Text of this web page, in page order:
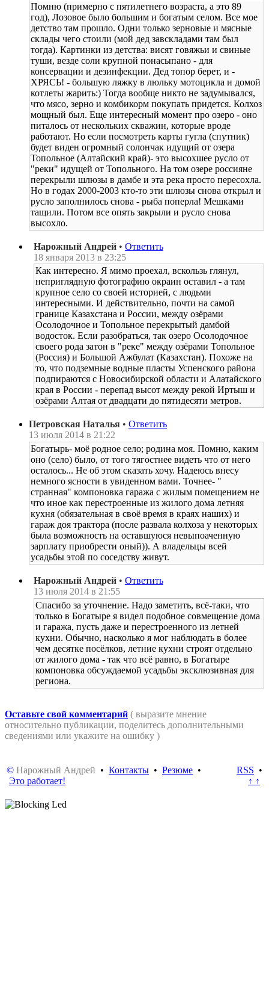
Помню (примерно с пятилетнего возраста, а это 89
год), Лозовое было большим и богатым селом. Все мое
детство там прошло. Одни только зерновые и мясные
склады чего стоили (мой дед завскладами там был
тогда). Картинки из детства: висят говяжьи и свиные
туши, везде соли крупной понасыпано - для
консервации и дезинфекции. Дед топор берет, и -
ХРЯСЬ! - большую ляжку в люльку мотоцикла и домой
котлеты жарить:) Тогда вообще никто не задумывался,
что мясо, зерно и комбикорм покупать придется. Колхоз
мощный был. Еще интересный момент про озеро - оно
питалось от нескольких скважин, которые вроде
работают. Но если посмотреть карты гугла (спутник)
будет виден огромный солончак идущий от озера
Топольное (Алтайский край)- это высохшее русло от
"реки" идущей от Топольного. На том озере россияне
перекрыли шлюзы в дамбе и эта река просто пересохла.
Но в годах 2000-2003 кто-то эти шлюзы снова открыл и
русло заполнилось снова - рыба поперла! Мешками
тащили. Потом все опять закрыли и русло снова
высохло.
Нарожный Андрей • Ответить
18 января 2013 в 23:25
Как интересно. Я мимо проехал, вскользь глянул,
неприглядную фотографию окраин оставил - а там
крупное село со своей историей, с людьми
интересными. И действительно, почти на самой
границе Казахстана и России, между озёрами
Осолодочное и Топольное перекрытый дамбой
водосток. Если разобраться, так озеро Осолодочное
своего рода затон в "реке" между озёрами Топольное
(Россия) и Большой Ажбулат (Казахстан). Похоже на
то, что подземные водные пласты Успенского района
подпираются с Новосибирской области и Алатайского
края в России - перепад высот между рекой Иртыш и
озёрами Алтая от двадцати до пятидесяти метров.
Петровская Наталья • Ответить
13 июля 2014 в 21:22
Богатырь- моё родное село; родина моя. Помню, каким
оно (село) было, от того тягостнее видеть что от него
осталось... Не об этом сказать хочу. Надеюсь внесу
немного ясности в увиденном вами. Точнее- "
странная" компоновка гаража с жилым помещением не
что иное как перестроенные из жилого дома летняя
кухня (обязательная в своё время в краях наших) и
гараж доя трактора (после развала колхоза у некоторых
была возможность на оставшуюся невыпоаченную
зарплату приобрести оный)). А владельцы всей
усадьбы этой по соседству живут.
Нарожный Андрей • Ответить
13 июля 2014 в 21:55
Спасибо за уточнение. Надо заметить, всё-таки, что
только в Богатыре я видел подобное совмещение дома
и гаража, пусть даже и перестроенного из летней
кухни. Обычно, насколько я мог наблюдать в более
чем десятке посёлков, летние кухни строят отдельно
от жилого дома - так что всё равно, в Богатыре
компоновка обсуждаемой усадьбы эксклюзивная для
региона.
Оставьте свой комментарий ( выразите мнение
относительно публикации, поделитесь дополнительными
сведениями или укажите на ошибку )
© Нарожный Андрей • Контакты • Резюме •
Это работает!
RSS •
↑ ↑